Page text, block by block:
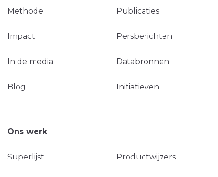
Methode Publicaties
Impact Persberichten
In de media Databronnen
Blog Initiatieven
Ons werk
Superlijst Productwijzers